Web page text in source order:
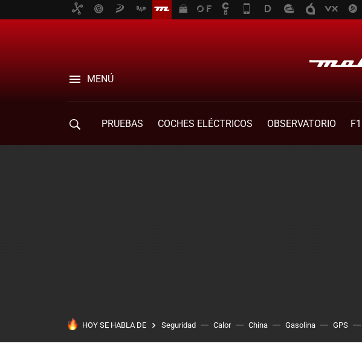
MENÚ
PRUEBAS COCHES ELÉCTRICOS OBSERVATORIO F1
HOY SE HABLA DE Seguridad Calor China Gasolina GPS